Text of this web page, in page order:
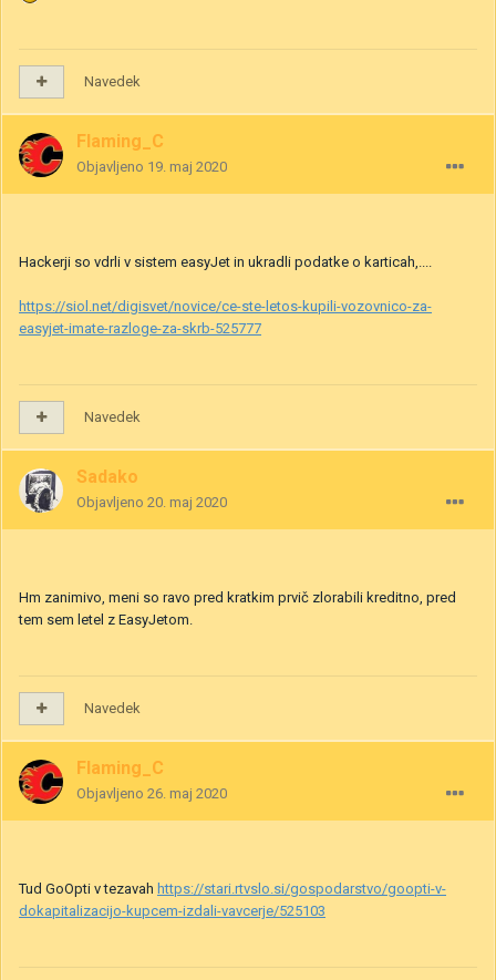
Navedek
Flaming_C
Objavljeno 19. maj 2020
Hackerji so vdrli v sistem easyJet in ukradli podatke o karticah,....
https://siol.net/digisvet/novice/ce-ste-letos-kupili-vozovnico-za-
easyjet-imate-razloge-za-skrb-525777
Navedek
Sadako
Objavljeno 20. maj 2020
Hm zanimivo, meni so ravo pred kratkim prvič zlorabili kreditno, pred
tem sem letel z EasyJetom.
Navedek
Flaming_C
Objavljeno 26. maj 2020
Tud GoOpti v tezavah https://stari.rtvslo.si/gospodarstvo/goopti-v-
dokapitalizacijo-kupcem-izdali-vavcerje/525103